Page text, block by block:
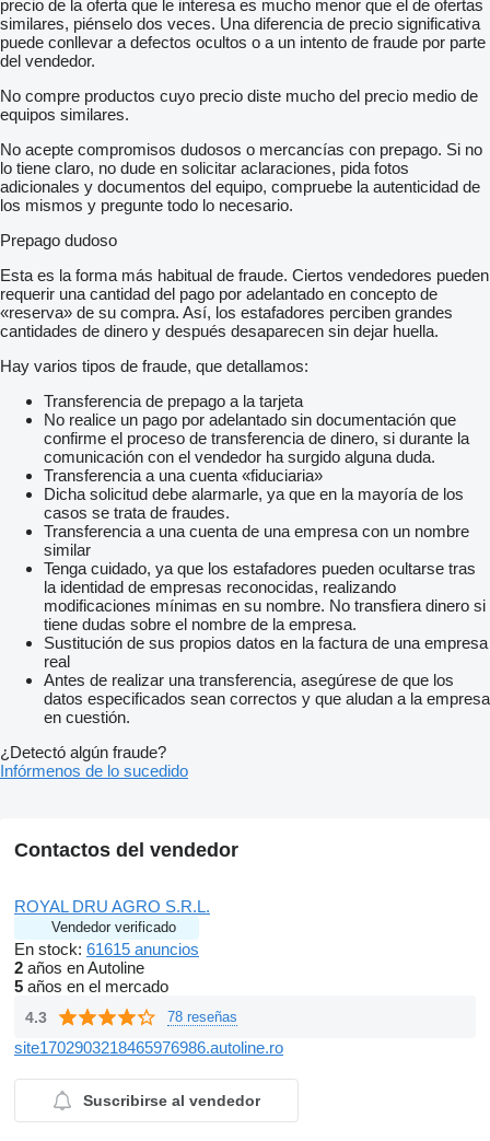
precio de la oferta que le interesa es mucho menor que el de ofertas
similares, piénselo dos veces. Una diferencia de precio significativa
puede conllevar a defectos ocultos o a un intento de fraude por parte
del vendedor.
No compre productos cuyo precio diste mucho del precio medio de
equipos similares.
No acepte compromisos dudosos o mercancías con prepago. Si no
lo tiene claro, no dude en solicitar aclaraciones, pida fotos
adicionales y documentos del equipo, compruebe la autenticidad de
los mismos y pregunte todo lo necesario.
Prepago dudoso
Esta es la forma más habitual de fraude. Ciertos vendedores pueden
requerir una cantidad del pago por adelantado en concepto de
«reserva» de su compra. Así, los estafadores perciben grandes
cantidades de dinero y después desaparecen sin dejar huella.
Hay varios tipos de fraude, que detallamos:
Transferencia de prepago a la tarjeta
No realice un pago por adelantado sin documentación que
confirme el proceso de transferencia de dinero, si durante la
comunicación con el vendedor ha surgido alguna duda.
Transferencia a una cuenta «fiduciaria»
Dicha solicitud debe alarmarle, ya que en la mayoría de los
casos se trata de fraudes.
Transferencia a una cuenta de una empresa con un nombre
similar
Tenga cuidado, ya que los estafadores pueden ocultarse tras
la identidad de empresas reconocidas, realizando
modificaciones mínimas en su nombre. No transfiera dinero si
tiene dudas sobre el nombre de la empresa.
Sustitución de sus propios datos en la factura de una empresa
real
Antes de realizar una transferencia, asegúrese de que los
datos especificados sean correctos y que aludan a la empresa
en cuestión.
¿Detectó algún fraude?
Infórmenos de lo sucedido
Contactos del vendedor
ROYAL DRU AGRO S.R.L.
Vendedor verificado
En stock: 61615 anuncios
2 años en Autoline
5 años en el mercado
4.3 78 reseñas
site1702903218465976986.autoline.ro
Suscribirse al vendedor